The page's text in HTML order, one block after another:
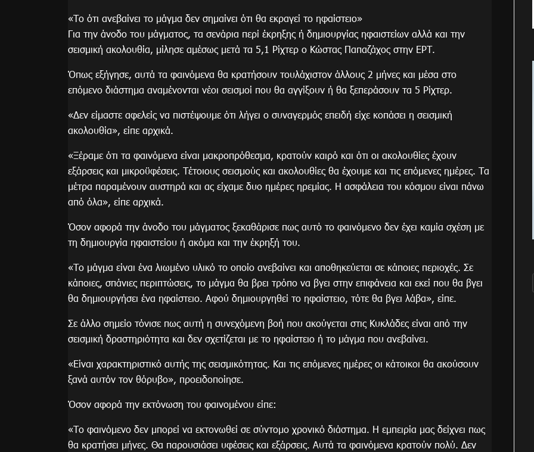
«Το ότι ανεβαίνει το μάγμα δεν σημαίνει ότι θα εκραγεί το ηφαίστειο»
Για την άνοδο του μάγματος, τα σενάρια περί έκρηξης ή δημιουργίας ηφαιστείων αλλά και την
σεισμική ακολουθία, μίλησε αμέσως μετά τα 5,1 Ρίχτερ ο Κώστας Παπαζάχος στην ΕΡΤ.
Όπως εξήγησε, αυτά τα φαινόμενα θα κρατήσουν τουλάχιστον άλλους 2 μήνες και μέσα στο
επόμενο διάστημα αναμένονται νέοι σεισμοί που θα αγγίξουν ή θα ξεπεράσουν τα 5 Ρίχτερ.
«Δεν είμαστε αφελείς να πιστέψουμε ότι λήγει ο συναγερμός επειδή είχε κοπάσει η σεισμική
ακολουθία», είπε αρχικά.
«Ξέραμε ότι τα φαινόμενα είναι μακροπρόθεσμα, κρατούν καιρό και ότι οι ακολουθίες έχουν
εξάρσεις και μικροϋφέσεις. Τέτοιους σεισμούς και ακολουθίες θα έχουμε και τις επόμενες ημέρες. Τα
μέτρα παραμένουν αυστηρά και ας είχαμε δυο ημέρες ηρεμίας. Η ασφάλεια του κόσμου είναι πάνω
από όλα», είπε αρχικά.
Όσον αφορά την άνοδο του μάγματος ξεκαθάρισε πως αυτό το φαινόμενο δεν έχει καμία σχέση με
τη δημιουργία ηφαιστείου ή ακόμα και την έκρηξή του.
«Το μάγμα είναι ένα λιωμένο υλικό το οποίο ανεβαίνει και αποθηκεύεται σε κάποιες περιοχές. Σε
κάποιες, σπάνιες περιπτώσεις, το μάγμα θα βρει τρόπο να βγει στην επιφάνεια και εκεί που θα βγει
θα δημιουργήσει ένα ηφαίστειο. Αφού δημιουργηθεί το ηφαίστειο, τότε θα βγει λάβα», είπε.
Σε άλλο σημείο τόνισε πως αυτή η συνεχόμενη βοή που ακούγεται στις Κυκλάδες είναι από την
σεισμική δραστηριότητα και δεν σχετίζεται με το ηφαίστειο ή το μάγμα που ανεβαίνει.
«Είναι χαρακτηριστικό αυτής της σεισμικότητας. Και τις επόμενες ημέρες οι κάτοικοι θα ακούσουν
ξανά αυτόν τον θόρυβο», προειδοποίησε.
Όσον αφορά την εκτόνωση του φαινομένου είπε:
«Το φαινόμενο δεν μπορεί να εκτονωθεί σε σύντομο χρονικό διάστημα. Η εμπειρία μας δείχνει πως
θα κρατήσει μήνες. Θα παρουσιάσει υφέσεις και εξάρσεις. Αυτά τα φαινόμενα κρατούν πολύ. Δεν